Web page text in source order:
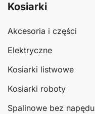
Kosiarki
Akcesoria i części
Elektryczne
Kosiarki listwowe
Kosiarki roboty
Spalinowe bez napędu